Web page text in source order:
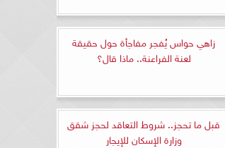
زاهي حواس يُفجر مفاجأة حول حقيقة
لعنة الفراعنة.. ماذا قال؟
قبل ما تحجز.. شروط التعاقد لحجز شقق
وزارة الإسكان للإيجار